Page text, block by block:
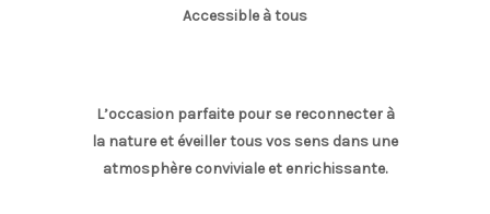
Accessible à tous
L’occasion parfaite pour se reconnecter à
la nature et éveiller tous vos sens dans une
atmosphère conviviale et enrichissante.